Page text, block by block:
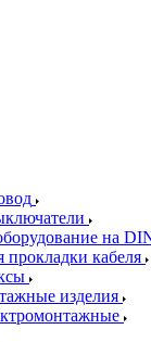
на
кабеля
изделия